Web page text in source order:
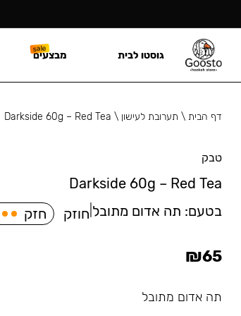
דף הבית\ תערובת לעישון \
Darkside 60g – Red Tea
טבק
Darkside 60g – Red Tea
בטעם: תה אדום מתובל חוזק חזק
₪65
תה אדום מתובל
גוסטו לבית מבצעים